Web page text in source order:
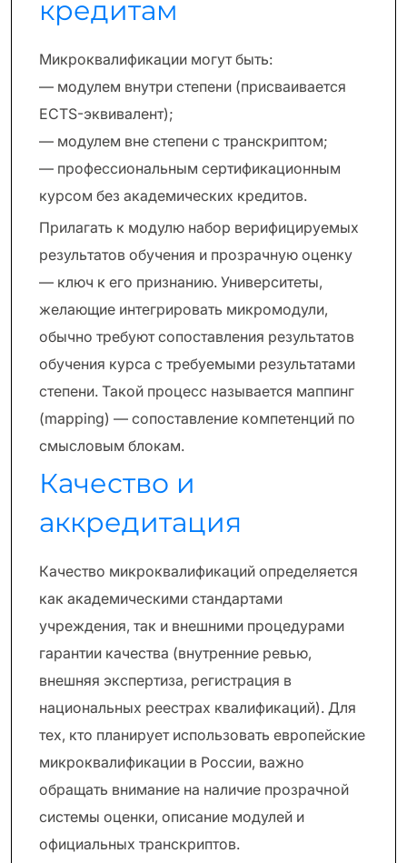
кредитам
Микроквалификации могут быть:
— модулем внутри степени (присваивается
ECTS-эквивалент);
— модулем вне степени с транскриптом;
— профессиональным сертификационным
курсом без академических кредитов.
Прилагать к модулю набор верифицируемых
результатов обучения и прозрачную оценку
— ключ к его признанию. Университеты,
желающие интегрировать микромодули,
обычно требуют сопоставления результатов
обучения курса с требуемыми результатами
степени. Такой процесс называется маппинг
(mapping) — сопоставление компетенций по
смысловым блокам.
Качество и
аккредитация
Качество микроквалификаций определяется
как академическими стандартами
учреждения, так и внешними процедурами
гарантии качества (внутренние ревью,
внешняя экспертиза, регистрация в
национальных реестрах квалификаций). Для
тех, кто планирует использовать европейские
микроквалификации в России, важно
обращать внимание на наличие прозрачной
системы оценки, описание модулей и
официальных транскриптов.